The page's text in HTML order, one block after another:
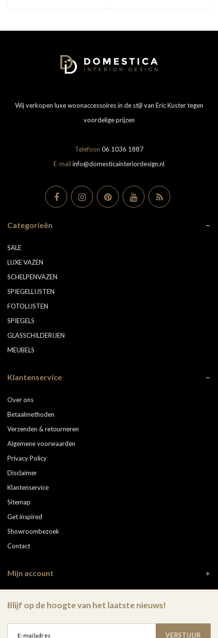
Wij verkopen luxe woonaccessoires in de stijl van Eric Kuster tegen
voordelige prijzen
Telefoon 06 1036 1887
E-mail info@domesticainteriordesign.nl
Categorieën
SALE
LUXE VAZEN
SCHELPENVAZEN
SPIEGELLIJSTEN
FOTOLIJSTEN
SPIEGELS
GLASSCHILDERIJEN
MEUBELS
Klantenservice
Over ons
Betaalmethoden
Verzenden & retourneren
Algemene voorwaarden
Privacy Policy
Disclaimer
Klantenservice
Sitemap
Get inspired
Showroombezoek
Contact
Mijn account
Blijf op de hoogte van het laatste nieuws!
VERSTUUR